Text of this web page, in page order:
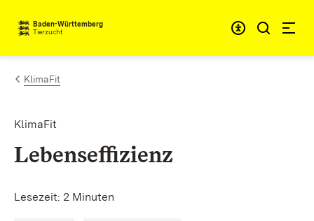
Zum Inhalt springen
Baden-Württemberg
Tierzucht
KlimaFit
KlimaFit
Lebenseffizienz
Lesezeit: 2 Minuten